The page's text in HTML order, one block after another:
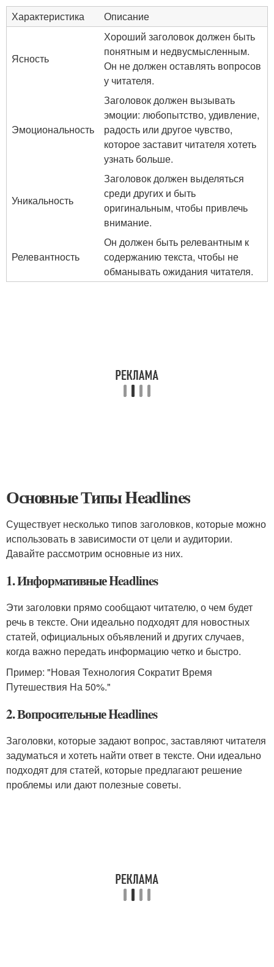
Характеристика
Описание
Ясность
Хороший заголовок должен быть
понятным и недвусмысленным.
Он не должен оставлять вопросов
у читателя.
Эмоциональность
Заголовок должен вызывать
эмоции: любопытство, удивление,
радость или другое чувство,
которое заставит читателя хотеть
узнать больше.
Уникальность
Заголовок должен выделяться
среди других и быть
оригинальным, чтобы привлечь
внимание.
Релевантность
Он должен быть релевантным к
содержанию текста, чтобы не
обманывать ожидания читателя.
Основные Типы Headlines
Существует несколько типов заголовков, которые можно
использовать в зависимости от цели и аудитории.
Давайте рассмотрим основные из них.
1. Информативные Headlines
Эти заголовки прямо сообщают читателю, о чем будет
речь в тексте. Они идеально подходят для новостных
статей, официальных объявлений и других случаев,
когда важно передать информацию четко и быстро.
Пример: "Новая Технология Сократит Время
Путешествия На 50%."
2. Вопросительные Headlines
Заголовки, которые задают вопрос, заставляют читателя
задуматься и хотеть найти ответ в тексте. Они идеально
подходят для статей, которые предлагают решение
проблемы или дают полезные советы.